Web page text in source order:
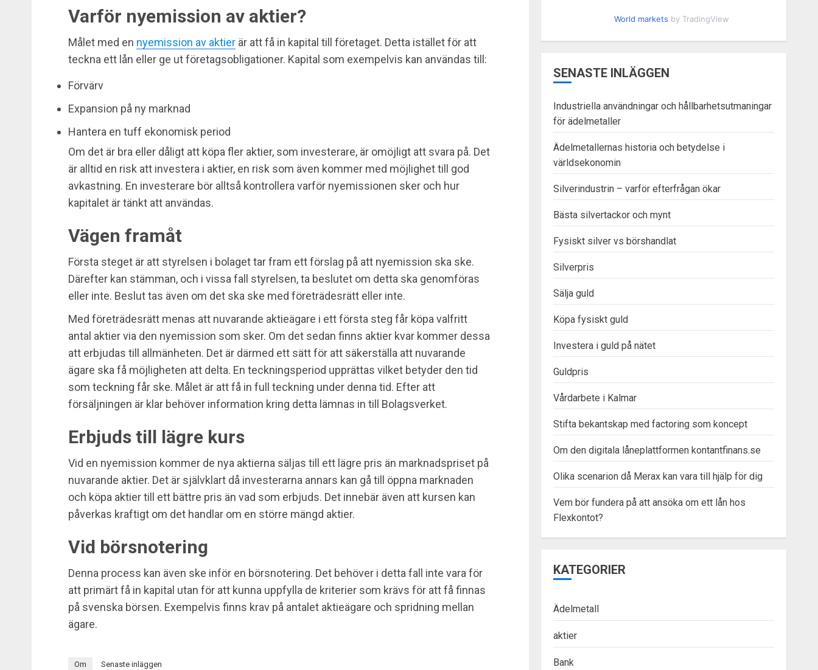
Varför nyemission av aktier?
Målet med en nyemission av aktier är att få in kapital till företaget. Detta istället för att
teckna ett lån eller ge ut företagsobligationer. Kapital som exempelvis kan användas till:
Förvärv
Expansion på ny marknad
Hantera en tuff ekonomisk period
Om det är bra eller dåligt att köpa fler aktier, som investerare, är omöjligt att svara på. Det
är alltid en risk att investera i aktier, en risk som även kommer med möjlighet till god
avkastning. En investerare bör alltså kontrollera varför nyemissionen sker och hur
kapitalet är tänkt att användas.
Vägen framåt
Första steget är att styrelsen i bolaget tar fram ett förslag på att nyemission ska ske.
Därefter kan stämman, och i vissa fall styrelsen, ta beslutet om detta ska genomföras
eller inte. Beslut tas även om det ska ske med företrädesrätt eller inte.
Med företrädesrätt menas att nuvarande aktieägare i ett första steg får köpa valfritt
antal aktier via den nyemission som sker. Om det sedan finns aktier kvar kommer dessa
att erbjudas till allmänheten. Det är därmed ett sätt för att säkerställa att nuvarande
ägare ska få möjligheten att delta. En teckningsperiod upprättas vilket betyder den tid
som teckning får ske. Målet är att få in full teckning under denna tid. Efter att
försäljningen är klar behöver information kring detta lämnas in till Bolagsverket.
Erbjuds till lägre kurs
Vid en nyemission kommer de nya aktierna säljas till ett lägre pris än marknadspriset på
nuvarande aktier. Det är självklart då investerarna annars kan gå till öppna marknaden
och köpa aktier till ett bättre pris än vad som erbjuds. Det innebär även att kursen kan
påverkas kraftigt om det handlar om en större mängd aktier.
Vid börsnotering
Denna process kan även ske inför en börsnotering. Det behöver i detta fall inte vara för
att primärt få in kapital utan för att kunna uppfylla de kriterier som krävs för att få finnas
på svenska börsen. Exempelvis finns krav på antalet aktieägare och spridning mellan
ägare.
Om Senaste inläggen
World markets by TradingView
SENASTE INLÄGGEN
Industriella användningar och hållbarhetsutmaningar
för ädelmetaller
Ädelmetallernas historia och betydelse i
världsekonomin
Silverindustrin – varför efterfrågan ökar
Bästa silvertackor och mynt
Fysiskt silver vs börshandlat
Silverpris
Sälja guld
Köpa fysiskt guld
Investera i guld på nätet
Guldpris
Vårdarbete i Kalmar
Stifta bekantskap med factoring som koncept
Om den digitala låneplattformen kontantfinans.se
Olika scenarion då Merax kan vara till hjälp för dig
Vem bör fundera på att ansöka om ett lån hos
Flexkontot?
KATEGORIER
Ädelmetall
aktier
Bank